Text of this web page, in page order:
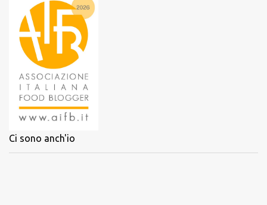
n
t
Ci sono anch'io